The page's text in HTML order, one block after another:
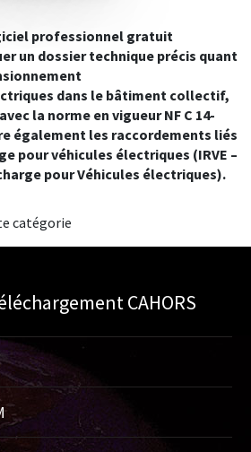
professionnel gratuit
un dossier technique précis quant
dans le bâtiment collectif,
la norme en vigueur NF C 14-
également les raccordements liés
pour véhicules électriques (IRVE –
pour Véhicules électriques).
catégorie
CAHORS